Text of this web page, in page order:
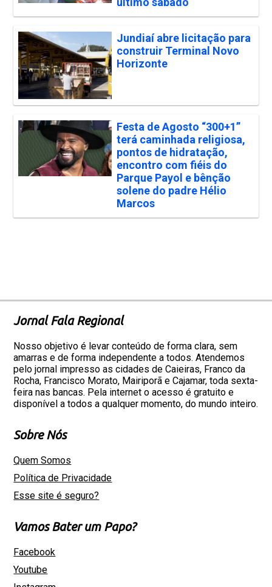
Jundiaí abre licitação para
construir Terminal Novo
Horizonte
Festa de Agosto “300+1”
terá caminhada religiosa,
pontos de hidratação,
encontro com fiéis do
Parque Payol e bênção
solene do padre Hélio
Marcos
Jornal Fala Regional
Nosso objetivo é levar conteúdo de forma clara, sem
amarras e de forma independente a todos. Atendemos
pelo jornal impresso as cidades de Caieiras, Franco da
Rocha, Francisco Morato, Mairiporã e Cajamar, toda sexta-
feira nas bancas. Pela internet o acesso é gratuito e
disponível a todos a qualquer momento, do mundo inteiro.
Sobre Nós
Quem Somos
Política de Privacidade
Esse site é seguro?
Vamos Bater um Papo?
Facebook
Youtube